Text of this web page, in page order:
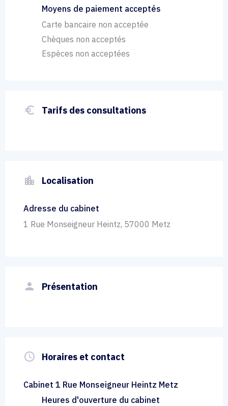
Moyens de paiement acceptés
Carte bancaire non acceptée
Chèques non acceptés
Espèces non acceptées
euro_symbol Tarifs des consultations
location_city Localisation
Adresse du cabinet
1 Rue Monseigneur Heintz, 57000 Metz
person Présentation
query_builder Horaires et contact
Cabinet 1 Rue Monseigneur Heintz Metz
Heures d'ouverture du cabinet